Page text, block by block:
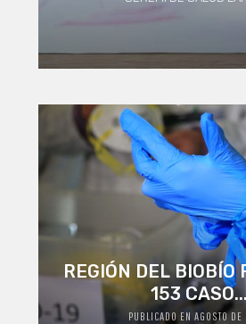
REGIÓN DEL BIOBÍO
153 CASO...
PUBLICADO EN AGOSTO